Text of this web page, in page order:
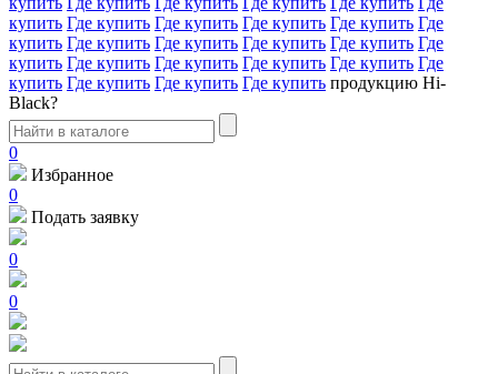
купить Где купить Где купить Где купить Где купить Где
купить Где купить Где купить Где купить Где купить Где
купить Где купить Где купить Где купить Где купить Где
купить Где купить Где купить Где купить продукцию Hi-
Black?
0
Избранное
0
Подать заявку
0
0